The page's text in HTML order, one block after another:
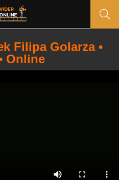
Filipa Golarza •
Online